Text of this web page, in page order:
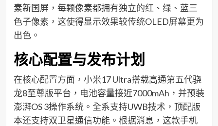
素新国屏，每颗像素都拥有独立的红、绿、蓝三
色子像素，这使得显示效果较传统OLED屏幕更为
出色。
核心配置与发布计划
在核心配置方面，小米17 Ultra搭载高通第五代骁
龙8至尊版平台，电池容量接近7000mAh，并预装
澎湃OS 3操作系统。全系支持UWB技术，顶配版
本还支持双卫星通信功能。根据消息，这款手机